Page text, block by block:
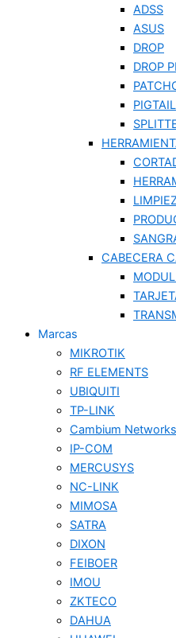
ADSS
ASUS
DROP
DROP
PIGTAIL
CABECERA
Marcas
MIKROTIK
RF ELEMENTS
UBIQUITI
TP-LINK
Cambium Networks
IP-COM
MERCUSYS
NC-LINK
MIMOSA
SATRA
DIXON
FEIBOER
IMOU
ZKTECO
DAHUA